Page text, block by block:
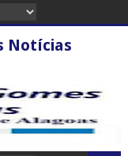
Notícias